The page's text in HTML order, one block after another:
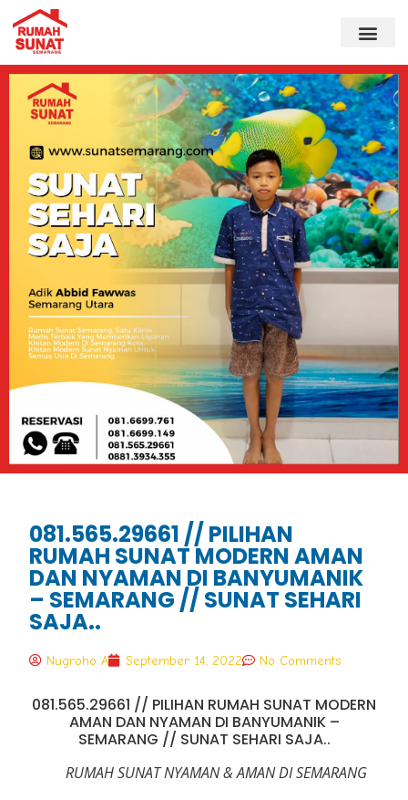
081.565.29661 // PILIHAN
RUMAH SUNAT MODERN AMAN
DAN NYAMAN DI BANYUMANIK
– SEMARANG // SUNAT SEHARI
SAJA..
Nugroho A September 14, 2022 No Comments
081.565.29661 // PILIHAN RUMAH SUNAT MODERN
AMAN DAN NYAMAN DI BANYUMANIK –
SEMARANG // SUNAT SEHARI SAJA..
RUMAH SUNAT NYAMAN & AMAN DI SEMARANG